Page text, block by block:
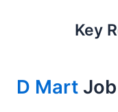
Key
D Mart Job